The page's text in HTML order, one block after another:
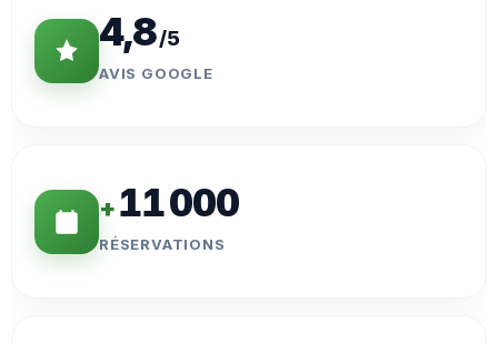
4,8/5
AVIS GOOGLE
+11 000
RÉSERVATIONS